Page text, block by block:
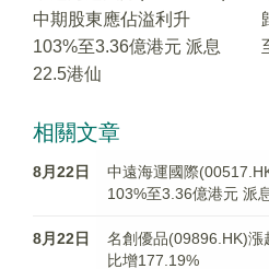
中期股東應佔溢利升
103%至3.36億港元 派息
22.5港仙
相關文章
8月22日
中遠海運國際
103%至3.36億港元 派
8月22日
名創優品(09896.HK)漲
比增177.19%